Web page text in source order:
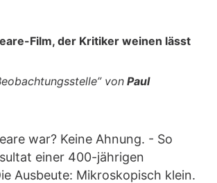
Film, der Kritiker weinen lässt
von Paul
war? Keine Ahnung. - So
einer 400-jährigen
Ausbeute: Mikroskopisch klein.